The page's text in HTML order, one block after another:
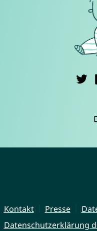
Kontakt Presse
Datenschutzerklärung